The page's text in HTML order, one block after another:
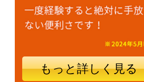
もっと詳しく見る